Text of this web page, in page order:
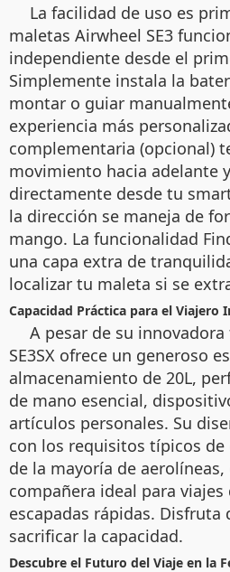
La facilidad de uso es
maletas Airwheel SE3
independiente desde el
Simplemente instala la
montar o guiar
experiencia más
complementaria (opcional)
movimiento hacia adelante
directamente desde tu
la dirección se maneja de
mango. La funcionalidad
una capa extra de
localizar tu maleta si se
Capacidad Práctica para el Viajero
A pesar de su
SE3SX ofrece un generoso
almacenamiento de 20L,
de mano esencial,
artículos personales. Su
con los requisitos típicos de
de la mayoría de
compañera ideal para viajes
escapadas rápidas. Disfruta
sacrificar la capacidad.
Descubre el Futuro del Viaje en la